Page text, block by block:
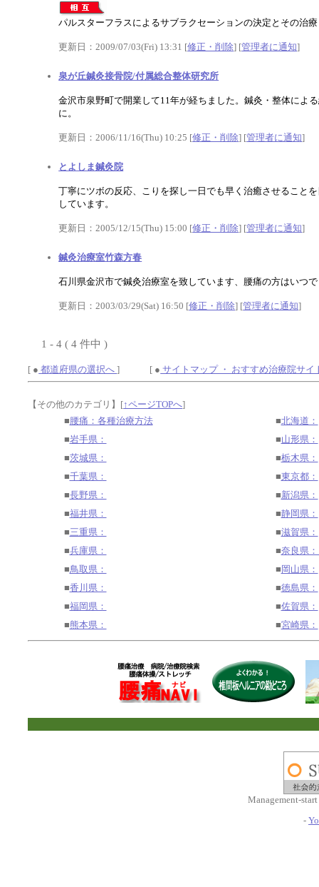
パルスターフラスによるサブラクセーションの決定とその治療
更新日：2009/07/03(Fri) 13:31 [修正・削除] [管理者に通知]
泉が丘鍼灸接骨院/付属総合整体研究所
金沢市泉野町で開業して11年が経ちました。鍼灸・整体によ
に。
更新日：2006/11/16(Thu) 10:25 [修正・削除] [管理者に通知]
とよしま鍼灸院
丁寧にツボの反応、こりを探し一日でも早く治癒させること
しています。
更新日：2005/12/15(Thu) 15:00 [修正・削除] [管理者に通知]
鍼灸治療室竹森方春
石川県金沢市で鍼灸治療室を致しています、腰痛の方はいつ
更新日：2003/03/29(Sat) 16:50 [修正・削除] [管理者に通知]
1 - 4 ( 4 件中 )
[ ● 都道府県の選択へ] [ ● サイトマップ ・ おすすめ治療院サイ
【その他のカテゴリ】 [↑ページTOPへ]
■腰痛：各種治療方法 ■北海道：
■岩手県： ■山形県：
■茨城県： ■栃木県：
■千葉県： ■東京都：
■長野県： ■新潟県：
■福井県： ■静岡県：
■三重県： ■滋賀県：
■兵庫県： ■奈良県
■鳥取県： ■ 岡山県：
■香川県： ■徳島県：
■福岡県： ■佐賀県：
■熊本県： ■宮崎県：
Management-
-